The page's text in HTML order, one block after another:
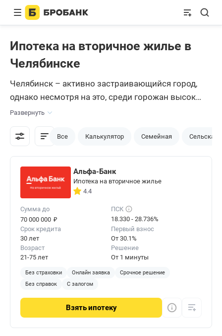
Ипотека на вторичное жилье в
Челябинске
Челябинск – активно застраивающийся город,
однако несмотря на это, среди горожан высок
спрос на ипотеку на вторичное жилье. Помимо
очевидных плюсов вторички, это объясняется
тем, что новостройки ставят в основном на
одиночно в разных местах, а многим удобный
центр города или спальные районы вблизи него
больше заселены вторичным жильем. Подобрать
ипотеку, выбрав выгодные условия, можно с
помощью сайта Бробанк.ру, который поможет
сэкономить время на аналитике.
Развернуть
Все Калькулятор Семейная Сельская
Альфа-Банк
Ипотека на вторичное жилье
4.4
Сумма до
70 000 000 ₽
ПСК
18.330 - 28.736%
Срок кредита
30 лет
Первый взнос
От 30.1%
Возраст
21-75 лет
Решение
От 1 минуты
Без страховки Онлайн заявка
Срочное решение
Без справок
С залогом
Взятьипотеку